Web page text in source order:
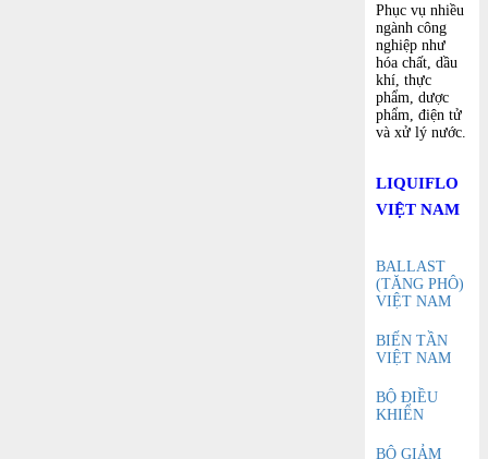
Phục vụ nhiều
ngành công
nghiệp như
hóa chất, dầu
khí, thực
phẩm, dược
phẩm, điện tử
và xử lý nước.
LIQUIFLO
VIỆT NAM
BALLAST
(TĂNG PHÔ)
VIỆT NAM
BIẾN TẦN
VIỆT NAM
BỘ ĐIỀU
KHIỂN
BỘ GIẢM